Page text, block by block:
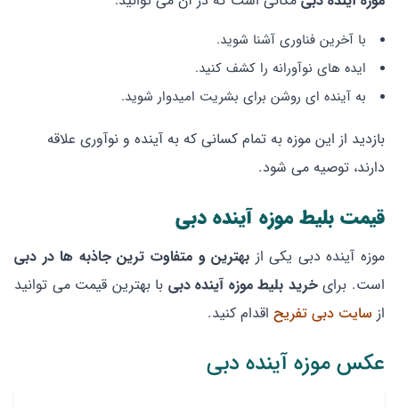
با آخرین فناوری آشنا شوید.
ایده های نوآورانه را کشف کنید.
به آینده ای روشن برای بشریت امیدوار شوید.
بازدید از این موزه به تمام کسانی که به آینده و نوآوری علاقه
دارند، توصیه می شود.
قیمت بلیط موزه آینده دبی
موزه آینده دبی یکی از بهترین و متفاوت ترین جاذبه ها در دبی
است. برایخرید بلیط موزه آینده دبی با بهترین قیمت می توانید
از سایت دبی تفریح اقدام کنید.
عکس موزه آینده دبی